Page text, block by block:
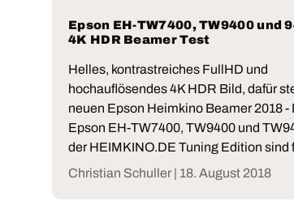
Epson EH-TW7400, TW9400 und
4K HDR Beamer Test
Helles, kontrastreiches FullHD und
hochauflösendes 4K HDR Bild, dafür
neuen Epson Heimkino Beamer 2018 -
Epson EH-TW7400, TW9400 und
der HEIMKINO.DE Tuning Edition sind
Christian Schuller | 18. August 2018